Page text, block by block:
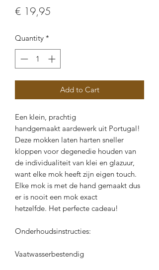
€ 19,95
Quantity *
Add to Cart
Een klein, prachtig
handgemaakt aardewerk uit Portugal!
Deze mokken laten harten sneller
kloppen voor degenedie houden van
de individualiteit van klei en glazuur,
want elke mok heeft zijn eigen touch.
Elke mok is met de hand gemaakt dus
er is nooit een mok exact
hetzelfde. Het perfecte cadeau!
Onderhoudsinstructies:
Vaatwasserbestendig